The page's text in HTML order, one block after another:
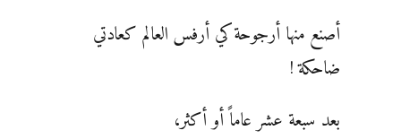
أصنع منها أرجوحة كي أرفس العالم كعادتي
ضاحكة !
بعد سبعة عشر عاماً أو أكثر،